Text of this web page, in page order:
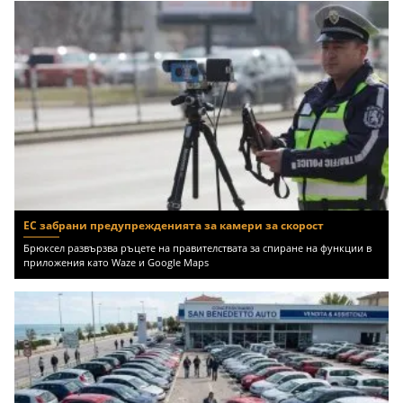
ЕС забрани предупрежденията за камери за скорост
Брюксел развързва ръцете на правителствата за спиране на функции в
приложения като Waze и Google Maps